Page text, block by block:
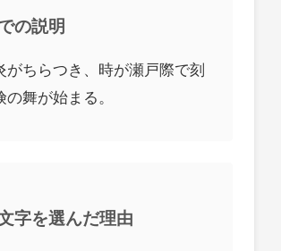
の説明
がちらつき、時が瀬戸際で刻
舞が始まる。
字を選んだ理由